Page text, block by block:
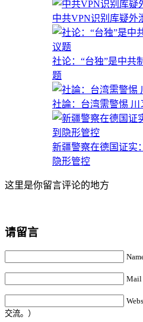
中共VPN识别库疑外
社论：“台独”是中共
题
社論：台湾需警惕
新疆警察在德国证实
隐形管控
这里是你留言评论的地方
请留言
Mail
交流。）